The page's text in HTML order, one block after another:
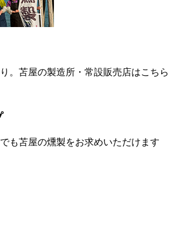
。苫屋の製造所・常設販売店はこちら
も苫屋の燻製をお求めいただけます